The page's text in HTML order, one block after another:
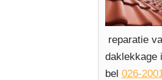
reparatie
daklekkage
bel 026-